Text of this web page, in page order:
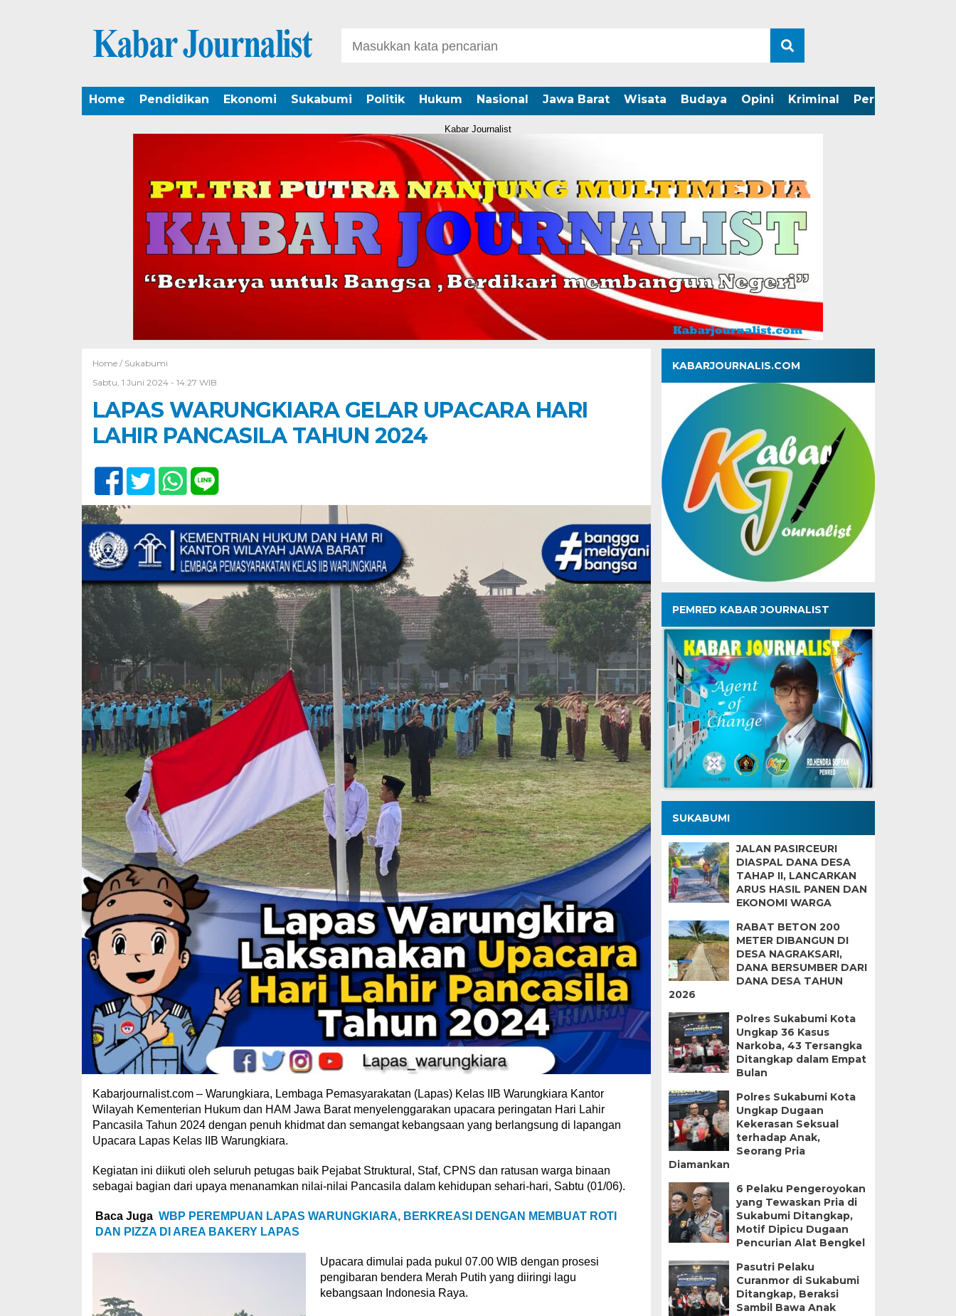
Home Pendidikan Ekonomi Sukabumi Politik Hukum Nasional Jawa Barat Wisata Budaya Opini Kriminal Peristiwa
Kabar Journalist
Home / Sukabumi
Sabtu, 1 Juni 2024 - 14:27 WIB
LAPAS WARUNGKIARA GELAR UPACARA HARI
LAHIR PANCASILA TAHUN 2024
Kabarjournalist.com – Warungkiara, Lembaga Pemasyarakatan (Lapas) Kelas IIB Warungkiara Kantor
Wilayah Kementerian Hukum dan HAM Jawa Barat menyelenggarakan upacara peringatan Hari Lahir
Pancasila Tahun 2024 dengan penuh khidmat dan semangat kebangsaan yang berlangsung di lapangan
Upacara Lapas Kelas IIB Warungkiara.
Kegiatan ini diikuti oleh seluruh petugas baik Pejabat Struktural, Staf, CPNS dan ratusan warga binaan
sebagai bagian dari upaya menanamkan nilai-nilai Pancasila dalam kehidupan sehari-hari, Sabtu (01/06).
Baca Juga WBP PEREMPUAN LAPAS WARUNGKIARA, BERKREASI DENGAN MEMBUAT ROTI
DAN PIZZA DI AREA BAKERY LAPAS
Upacara dimulai pada pukul 07.00 WIB dengan prosesi
pengibaran bendera Merah Putih yang diiringi lagu
kebangsaan Indonesia Raya.
KABARJOURNALIS.COM
PEMRED KABAR JOURNALIST
SUKABUMI
JALAN PASIRCEURI
DIASPAL DANA DESA
TAHAP II, LANCARKAN
ARUS HASIL PANEN DAN
EKONOMI WARGA
RABAT BETON 200
METER DIBANGUN DI
DESA NAGRAKSARI,
DANA BERSUMBER DARI
DANA DESA TAHUN
2026
Polres Sukabumi Kota
Ungkap 36 Kasus
Narkoba, 43 Tersangka
Ditangkap dalam Empat
Bulan
Polres Sukabumi Kota
Ungkap Dugaan
Kekerasan Seksual
terhadap Anak,
Seorang Pria
Diamankan
6 Pelaku Pengeroyokan
yang Tewaskan Pria di
Sukabumi Ditangkap,
Motif Dipicu Dugaan
Pencurian Alat Bengkel
Pasutri Pelaku
Curanmor di Sukabumi
Ditangkap, Beraksi
Sambil Bawa Anak